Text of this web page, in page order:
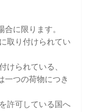
に限ります。
取り付けられてい
けられている、
一つの荷物につき
許可している国へ